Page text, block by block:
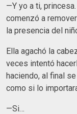
—Y yo a ti,
comenzó a
la presencia del
Ella agachó la
veces intentó
haciendo, al final
como si lo
—Si…